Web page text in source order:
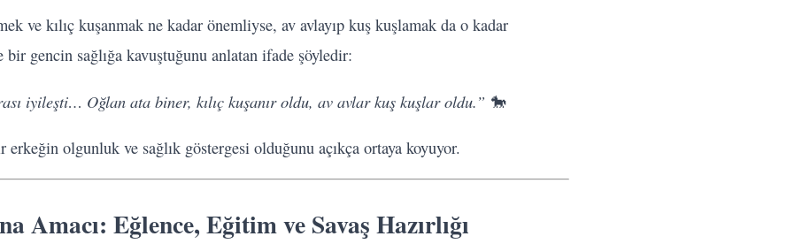
ve kılıç kuşanmak ne kadar önemliyse, av avlayıp kuş kuşlamak da o kadar
gencin sağlığa kavuştuğunu anlatan ifade şöyledir:
iyileşti… Oğlan ata biner, kılıç kuşanır oldu, av avlar kuş kuşlar oldu.” 🐎
erkeğin olgunluk ve sağlık göstergesi olduğunu açıkça ortaya koyuyor.
Amacı: Eğlence, Eğitim ve Savaş Hazırlığı